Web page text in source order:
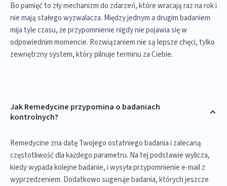
Bo pamięć to zły mechanizm do zdarzeń, które wracają raz na rok i
nie mają stałego wyzwalacza. Między jednym a drugim badaniem
mija tyle czasu, że przypomnienie nigdy nie pojawia się w
odpowiednim momencie. Rozwiązaniem nie są lepsze chęci, tylko
zewnętrzny system, który pilnuje terminu za Ciebie.
Jak Remedycine przypomina o badaniach
kontrolnych?
Remedycine zna datę Twojego ostatniego badania i zalecaną
częstotliwość dla każdego parametru. Na tej podstawie wylicza,
kiedy wypada kolejne badanie, i wysyła przypomnienie e-mail z
wyprzedzeniem. Dodatkowo sugeruje badania, których jeszcze